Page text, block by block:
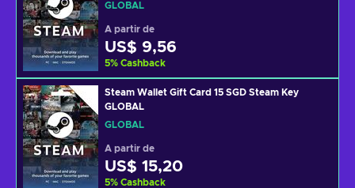
GLOBAL
A partir de
US$ 9,56
5% Cashback
Steam Wallet Gift Card 15 SGD Steam Key
GLOBAL
GLOBAL
A partir de
US$ 15,20
5% Cashback